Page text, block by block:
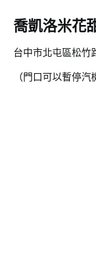
喬凱洛米花
台中市北屯區松
（門口可以暫停